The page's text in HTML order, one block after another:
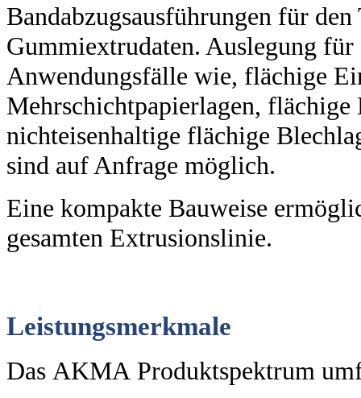
Bandabzugsausführungen für
Gummiextrudaten. Auslegung
Anwendungsfälle wie, flächige
Mehrschichtpapierlagen,
nichteisenhaltige flächige
sind auf Anfrage möglich.
Eine kompakte Bauweise
gesamten Extrusionslinie.
Leistungsmerkmale
Das AKMA Produktspektrum